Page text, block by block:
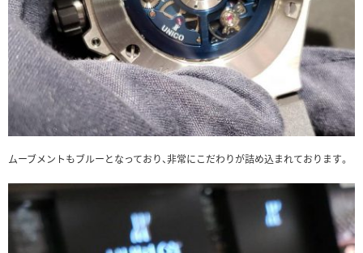
ムーブメントもブルーとなっており、非常にこだわりが詰め込まれております。